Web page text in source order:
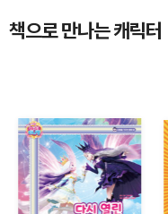
책으로 만나는 캐릭터